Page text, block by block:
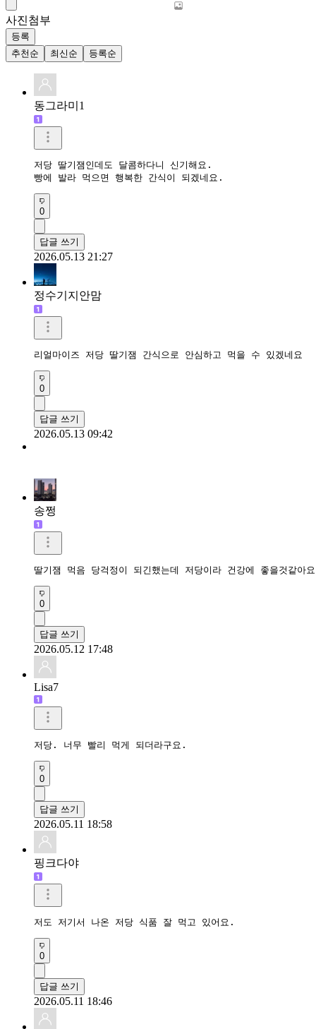
사진첨부
등록
추천순
최신순 등록순
동그라미1
저당 딸기잼인데도 달콤하다니 신기해요.
빵에 발라 먹으면 행복한 간식이 되겠네요.
0
답글 쓰기
2026.05.13 21:27
정수기지안맘
리얼마이즈 저당 딸기잼 간식으로 안심하고 먹을 수 있겠네요
0
답글 쓰기
2026.05.13 09:42
송쩡
딸기잼 먹음 당걱정이 되긴했는데 저당이라 건강에 좋을것같아요
0
답글 쓰기
2026.05.12 17:48
Lisa7
저당. 너무 빨리 먹게 되더라구요.
0
답글 쓰기
2026.05.11 18:58
핑크다야
저도 저기서 나온 저당 식품 잘 먹고 있어요.
0
답글 쓰기
2026.05.11 18:46